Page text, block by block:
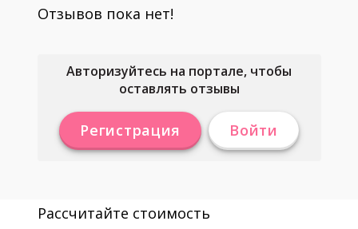
Отзывов пока нет!
Авторизуйтесь на портале, чтобы
оставлять отзывы
Регистрация Войти
Рассчитайте стоимость